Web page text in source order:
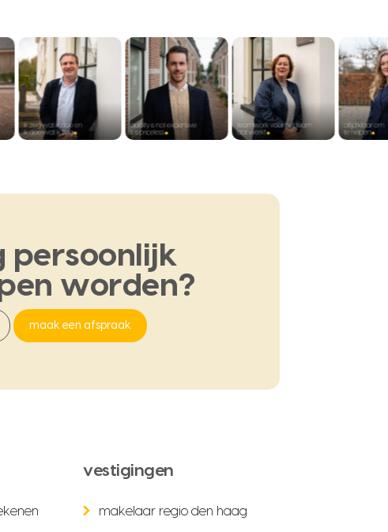
persoonlijk
worden?
maak een afspraak
vestigingen
makelaar regio den haag